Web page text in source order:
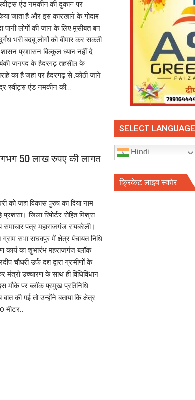
एंड नमकीन की दुकान पर
जाता है और इस कारखाने के गोदाम
पानी लोगों की जान के लिए मुसीबत बन
भरी बदबू लोगों को बीमार कर सकती
प्रशासन बिल्कुल ध्यान नहीं दे
जनपद के हैदरगढ़ तहसील के
का है जहां पर हैदरगढ़ से .कोठी जाने
स्वीट्स एंड नमकीन की…
50 लाख रुपए की लागत
को जहां विकास पुरुष का दिया नाम
जिला रिपोर्टर रोहित मिश्रा
समाचार पत्र महाराजगंज रायबरेली।
ग्राम सभा राघवपुर में क्षेत्र पंचायत निधि
कार्य का शुभारंभ महराजगंज ब्लॉक
चौधरी उर्फ दद्दा द्वारा ग्रामीणों के
मंत्रो उच्चारण के साथ ही विधिविधान
मौके पर ब्लॉक प्रमुख प्रतिनिधि
की गई तो उन्होंने बताया कि क्षेत्र
मीटर…
SELECT LANGUAGE
Hindi
क्रिकेट लाइव स्कोर